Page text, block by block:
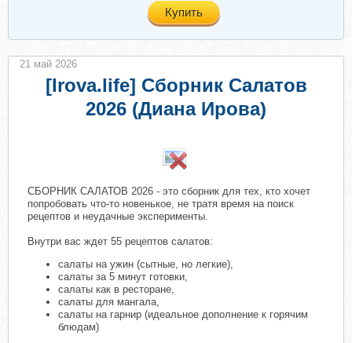
Купить
[Irova.life] Сборник Салатов
2026 (Диана Ирова)
СБОРНИК САЛАТОВ 2026 - это сборник для тех, кто хочет
попробовать что-то новенькое, не тратя время на поиск
рецептов и неудачные эксперименты.
Внутри вас ждет 55 рецептов салатов:
салаты на ужин (сытные, но легкие),
салаты за 5 минут готовки,
салаты как в ресторане,
салаты для мангала,
салаты на гарнир (идеальное дополнение к горячим
блюдам)
21 май 2026